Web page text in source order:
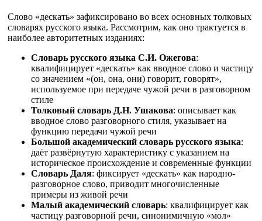
Слово «дескать» зафиксировано во всех основных толковых
словарях русского языка. Рассмотрим, как оно трактуется в
наиболее авторитетных изданиях:
Словарь русского языка С.И. Ожегова:
квалифицирует «дескать» как вводное слово и частицу
со значением «(он, она, они) говорит, говорят»,
используемое при передаче чужой речи в разговорном
стиле
Толковый словарь Д.Н. Ушакова: описывает как
вводное слово разговорного стиля, указывает на
функцию передачи чужой речи
Большой академический словарь русского языка:
даёт развёрнутую характеристику с указанием на
историческое происхождение и современные функции
Словарь Даля: фиксирует «дескать» как народно-
разговорное слово, приводит многочисленные
примеры из живой речи
Малый академический словарь: квалифицирует как
частицу разговорной речи, синонимичную «мол»